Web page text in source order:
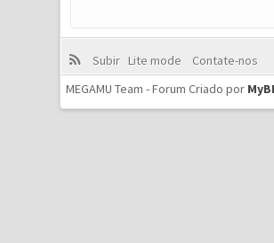
Subir Lite mode
Contate-nos
MEGAMU Team - Forum Criado por